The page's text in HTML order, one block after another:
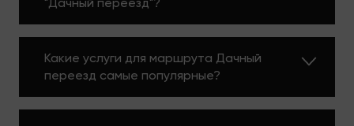
Какие услуги для маршрута Дачный
переезд самые популярные?